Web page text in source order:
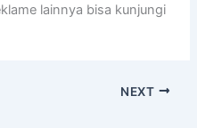
lainnya bisa kunjungi
NEXT